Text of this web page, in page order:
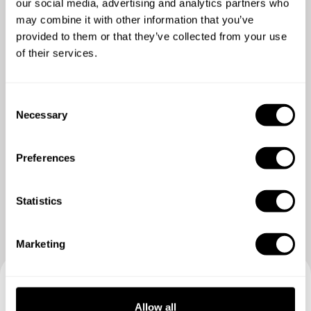
our social media, advertising and analytics partners who
may combine it with other information that you’ve
provided to them or that they’ve collected from your use
of their services.
Necessary
Preferences
Statistics
Marketing
Allow all
5/5
Lars Iversen - Nov 02 2021
Fantastic food and very pleasant personality